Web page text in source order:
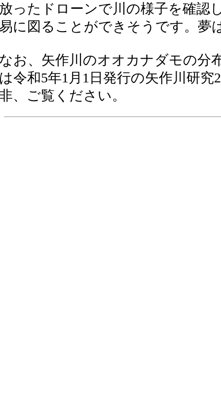
ったドローンで川の様子を確認
に図ることができそうです。夢
お、矢作川のオオカナダモの分
令和5年1月1日発行の矢作川研
、ご覧ください。